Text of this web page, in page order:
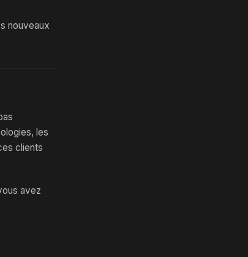
nouveaux
les
clients
avez